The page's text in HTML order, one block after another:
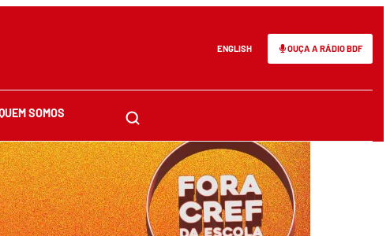
ENGLISH OUÇA A RÁDIO BDF
SOMOS